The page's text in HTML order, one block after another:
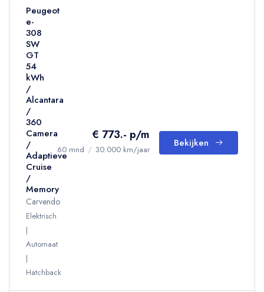
Peugeot
e-
308
SW
GT
54
kWh
/
Alcantara
/
360
Camera
/
Adaptieve
Cruise
/
Memory
Carvendo
Elektrisch
Automaat
Hatchback
€ 773.- p/m
60 mnd / 30.000 km/jaar
Bekijken